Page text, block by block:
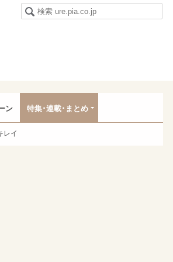
ン 特集･連載･まとめ
レイ